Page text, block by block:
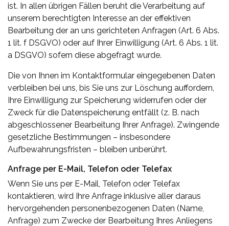
ist. In allen übrigen Fällen beruht die Verarbeitung auf
unserem berechtigten Interesse an der effektiven
Bearbeitung der an uns gerichteten Anfragen (Art. 6 Abs.
1 lit. f DSGVO) oder auf Ihrer Einwilligung (Art. 6 Abs. 1 lit.
a DSGVO) sofern diese abgefragt wurde.
Die von Ihnen im Kontaktformular eingegebenen Daten
verbleiben bei uns, bis Sie uns zur Löschung auffordern,
Ihre Einwilligung zur Speicherung widerrufen oder der
Zweck für die Datenspeicherung entfällt (z. B. nach
abgeschlossener Bearbeitung Ihrer Anfrage). Zwingende
gesetzliche Bestimmungen – insbesondere
Aufbewahrungsfristen – bleiben unberührt.
Anfrage per E-Mail, Telefon oder Telefax
Wenn Sie uns per E-Mail, Telefon oder Telefax
kontaktieren, wird Ihre Anfrage inklusive aller daraus
hervorgehenden personenbezogenen Daten (Name,
Anfrage) zum Zwecke der Bearbeitung Ihres Anliegens